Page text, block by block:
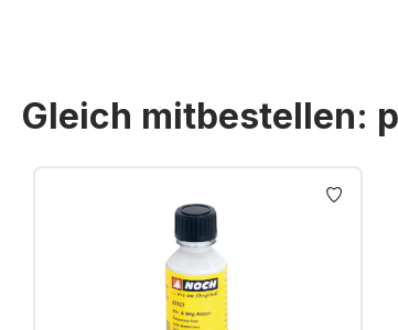
Gleich mitbestellen:
Produktgalerie überspringen